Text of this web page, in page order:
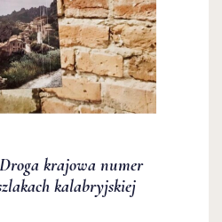
Droga krajowa numer
kalabryjskiej